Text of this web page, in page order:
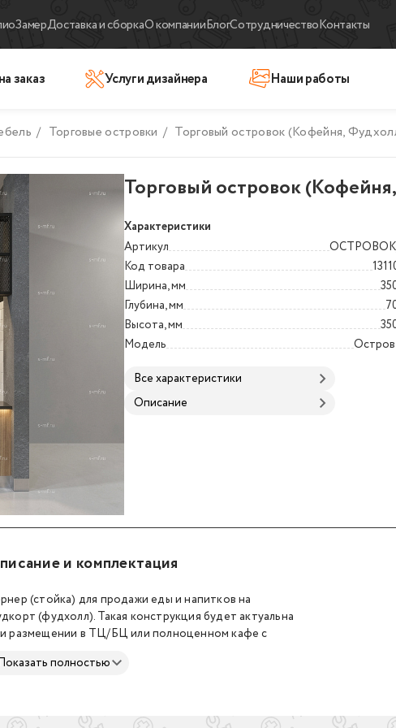
ЗамерДоставка и сборкаО компанииБлогСотрудничествоКонтакты
заказ Услуги дизайнера Наши работы
/ Торговые островки / Торговый островок (Кофейня,
Торговый островок
Характеристики
Артикул
Код товара
Ширина, мм
Глубина, мм
Высота, мм
Модель
Все характеристики
Описание
и комплектация
(стойка) для продажи еды и напитков на
(фудхолл). Такая конструкция будет актуальна
размещении в ТЦ/БЦ или полноценном кафе с
износостойкости, столешница из
полностью